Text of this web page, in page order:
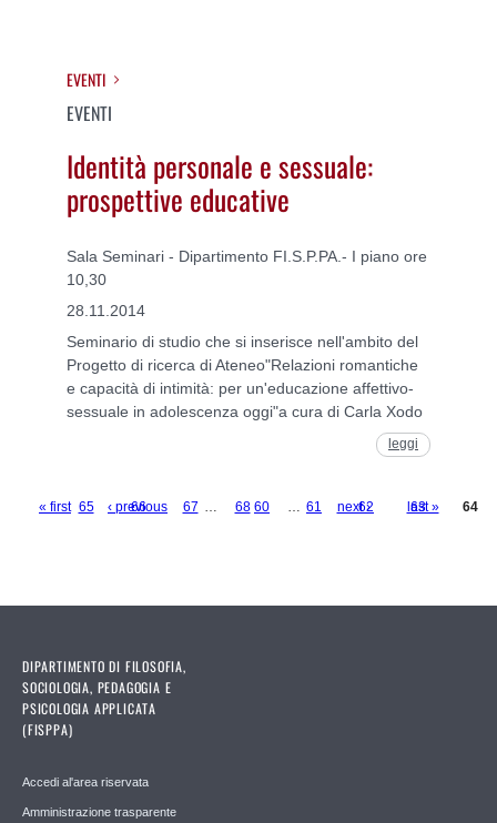
EVENTI
EVENTI
Identità personale e sessuale:
prospettive educative
Sala Seminari - Dipartimento FI.S.P.PA.- I piano ore
10,30
28.11.2014
Seminario di studio che si inserisce nell'ambito del
Progetto di ricerca di Ateneo"Relazioni romantiche
e capacità di intimità: per un'educazione affettivo-
sessuale in adolescenza oggi"a cura di Carla Xodo
leggi
« first ‹ previous 60 61 62 63 64
65 66 67 68 next › last »
DIPARTIMENTO DI FILOSOFIA,
SOCIOLOGIA, PEDAGOGIA E
PSICOLOGIA APPLICATA
(FISPPA)
Accedi al'area riservata
Amministrazione trasparente